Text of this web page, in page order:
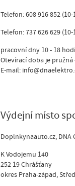
Telefon: 608 916 852 (10-
Telefon: 737 626 629 (10-
pracovní dny 10 - 18
Otevírací doba je
E-mail:
Výdejní místo
Doplnkynaauto.cz, DNA
K Vodojemu 140
252 19 Chrášťany
okres Praha-západ,